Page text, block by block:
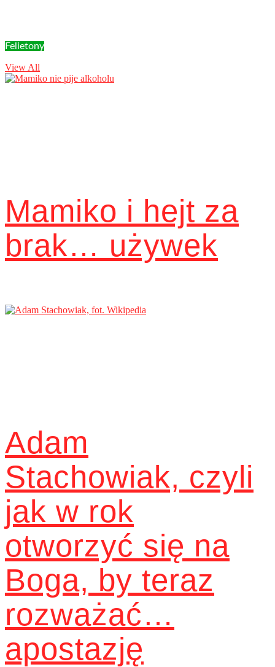
Felietony
View All
Mamiko i hejt za
brak… używek
Adam
Stachowiak, czyli
jak w rok
otworzyć się na
Boga, by teraz
rozważać…
apostazję